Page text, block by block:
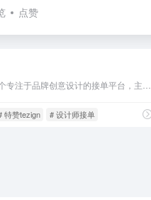
点赞
特赞tezign # 设计师接单